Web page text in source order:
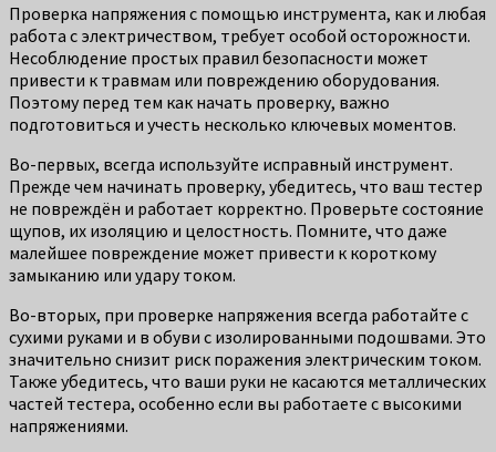
Проверка напряжения с помощью инструмента, как и любая
работа с электричеством, требует особой осторожности.
Несоблюдение простых правил безопасности может
привести к травмам или повреждению оборудования.
Поэтому перед тем как начать проверку, важно
подготовиться и учесть несколько ключевых моментов.
Во-первых, всегда используйте исправный инструмент.
Прежде чем начинать проверку, убедитесь, что ваш тестер
не повреждён и работает корректно. Проверьте состояние
щупов, их изоляцию и целостность. Помните, что даже
малейшее повреждение может привести к короткому
замыканию или удару током.
Во-вторых, при проверке напряжения всегда работайте с
сухими руками и в обуви с изолированными подошвами. Это
значительно снизит риск поражения электрическим током.
Также убедитесь, что ваши руки не касаются металлических
частей тестера, особенно если вы работаете с высокими
напряжениями.